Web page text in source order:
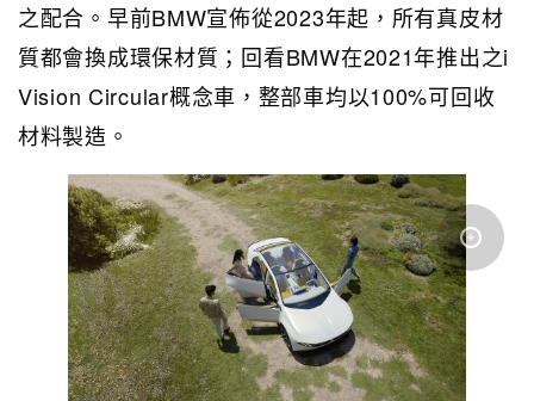
之配合。早前BMW宣佈從2023年起，所有真皮材
質都會換成環保材質；回看BMW在2021年推出之i
Vision Circular概念車，整部車均以100%可回收
材料製造。